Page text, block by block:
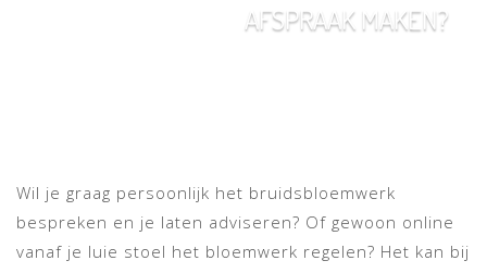
AFSPRAAK MAKEN?
Wil je graag persoonlijk het bruidsbloemwerk
bespreken en je laten adviseren? Of gewoon online
vanaf je luie stoel het bloemwerk regelen? Het kan bij